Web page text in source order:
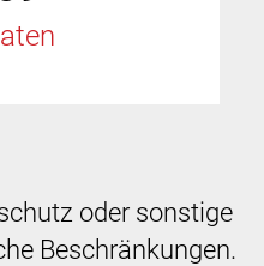
oder sonstige
Beschränkungen.